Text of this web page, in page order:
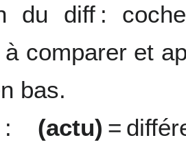
du diff :
comparer et
bas.
: (actu) =